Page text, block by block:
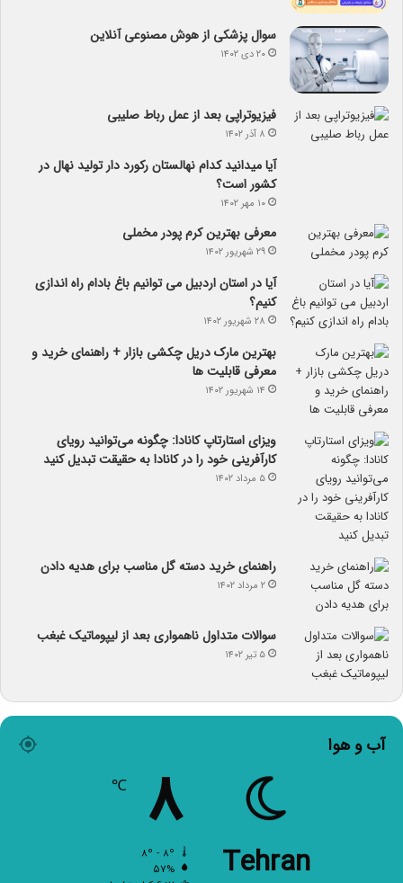
سوال پزشکی از هوش مصنوعی آنلاین
۲۰ دی ۱۴۰۲
فیزیوتراپی بعد از عمل رباط صلیبی
۸ آذر ۱۴۰۲
آیا می­دانید کدام نهالستان رکورد دار تولید نهال­ در
کشور است؟
۱۰ مهر ۱۴۰۲
معرفی بهترین کرم پودر مخملی
۲۹ شهریور ۱۴۰۲
آیا در استان اردبیل می توانیم باغ بادام راه اندازی
کنیم؟
۲۸ شهریور ۱۴۰۲
بهترین مارک دریل چکشی بازار + راهنمای خرید و
معرفی قابلیت ها
۱۴ شهریور ۱۴۰۲
ویزای استارتاپ کانادا: چگونه می‌توانید رویای
کارآفرینی خود را در کانادا به حقیقت تبدیل کنید
۵ مرداد ۱۴۰۲
راهنمای خرید دسته گل مناسب برای هدیه دادن
۲ مرداد ۱۴۰۲
سوالات متداول ناهمواری بعد از لیپوماتیک غبغب
۵ تیر ۱۴۰۲
آب و هوا
Tehran
۸ ℃
۵۷%